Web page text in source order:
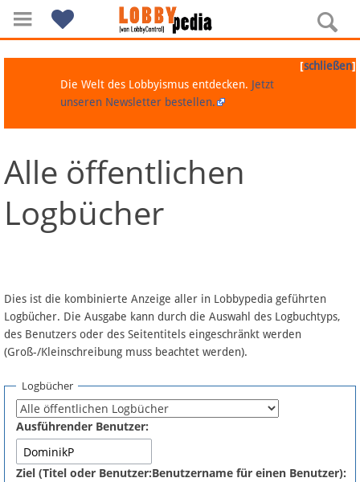
Navigation
Über Lobbypedia
Artikel nach Kategorien
FAQ
Fördermitglied werden
Fehler melden
[schließen]
Die Welt des Lobbyismus entdecken. Jetzt
unseren Newsletter bestellen.
Alle öffentlichen
Logbücher
Dies ist die kombinierte Anzeige aller in Lobbypedia geführten
Logbücher. Die Ausgabe kann durch die Auswahl des Logbuchtyps,
des Benutzers oder des Seitentitels eingeschränkt werden
(Groß-/Kleinschreibung muss beachtet werden).
Logbücher
Ausführender Benutzer:
Ziel (Titel oder Benutzer:Benutzername für einen Benutzer):